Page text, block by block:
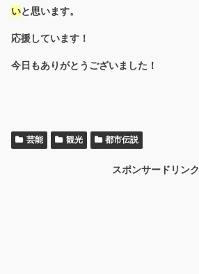
いと思います。
応援しています！
今日もありがとうございました！
芸能 観光 都市伝説
スポンサードリンク